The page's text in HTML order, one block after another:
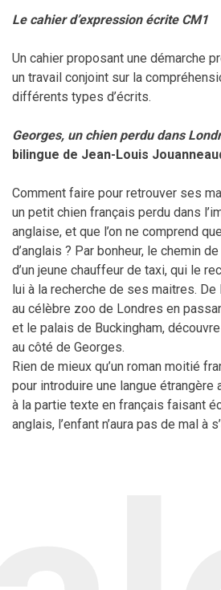
Le cahier d’expression écrite CM1
Un cahier proposant une démarche
un travail conjoint sur la
différents types d’écrits.
Georges, un chien perdu dans
bilingue de Jean-Louis
Comment faire pour retrouver ses
un petit chien français perdu dans
anglaise, et que l’on ne comprend
d’anglais ? Par bonheur, le chemin
d’un jeune chau­ffeur de taxi, qui le
lui à la recherche de ses maitres. De
au célèbre zoo de Londres en
et le palais de Buckingham,
au côté de Georges.
Rien de mieux qu’un roman moitié
pour introduire une langue étrangère
à la partie texte en français faisant
anglais, l’enfant n’aura pas de mal à